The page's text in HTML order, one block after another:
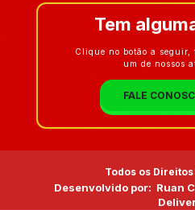
Tem
FALE
Clique no botão a seguir,
um de nossos
Todos os
Desenvolvido por:  Ruan